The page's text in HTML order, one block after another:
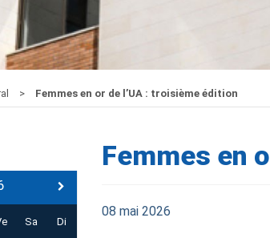
Femmes en or de l’UA : troisième édition
Sa Di
Femmes en
08 mai 2026